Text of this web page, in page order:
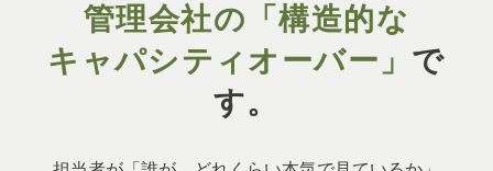
管理会社の 「構造的な
キャパシティオーバー」 で
す。